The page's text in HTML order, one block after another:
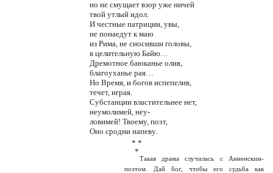
но не смущает взор уже ничей
твой утлый идол.
И честные патриции, увы,
не понаедут к маю
из Рима, не сносивши головы,
в целительную Байю…
Дремотное баюканье олив,
благоуханье рая…
Но Время, и богов испепелив,
течет, играя.
Субстанции властительнее нет,
неумолимей, неу-
ловимей! Твоему, поэт,
Оно сродни напеву.
* *
*
Такая драма случилась с Анненским-
поэтом. Дай бог, чтобы его судьба как